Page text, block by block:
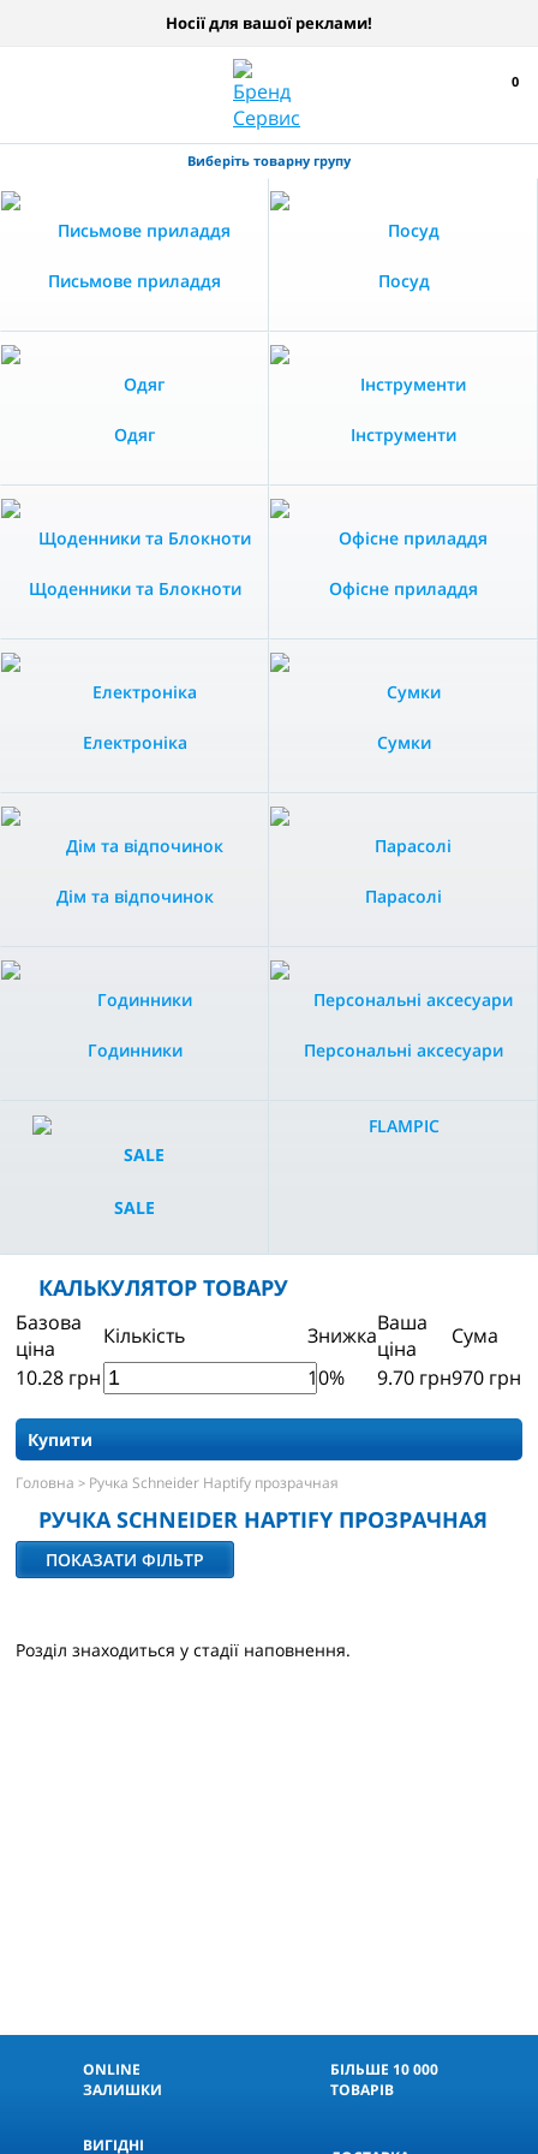
Носії для вашої реклами!
0
Виберіть товарну групу
Письмове приладдя Посуд
Одяг Інструменти
Щоденники та Блокноти Офісне приладдя
Електроніка Сумки
Дім та відпочинок Парасолі
Годинники Персональні аксесуари
SALE
FLAMPIC
КАЛЬКУЛЯТОР ТОВАРУ
Базова
ціна
Кількість ЗнижкаВаша
ціна
Сума
10.28 грн 10% 9.70 грн970 грн
Купити
Головна > Ручка Schneider Haptify прозрачная
РУЧКА SCHNEIDER HAPTIFY ПРОЗРАЧНАЯ
ПОКАЗАТИ ФІЛЬТР
Розділ знаходиться у стадії наповнення.
ONLINE
ЗАЛИШКИ
БІЛЬШЕ 10 000
ТОВАРІВ
ВИГІДНІ